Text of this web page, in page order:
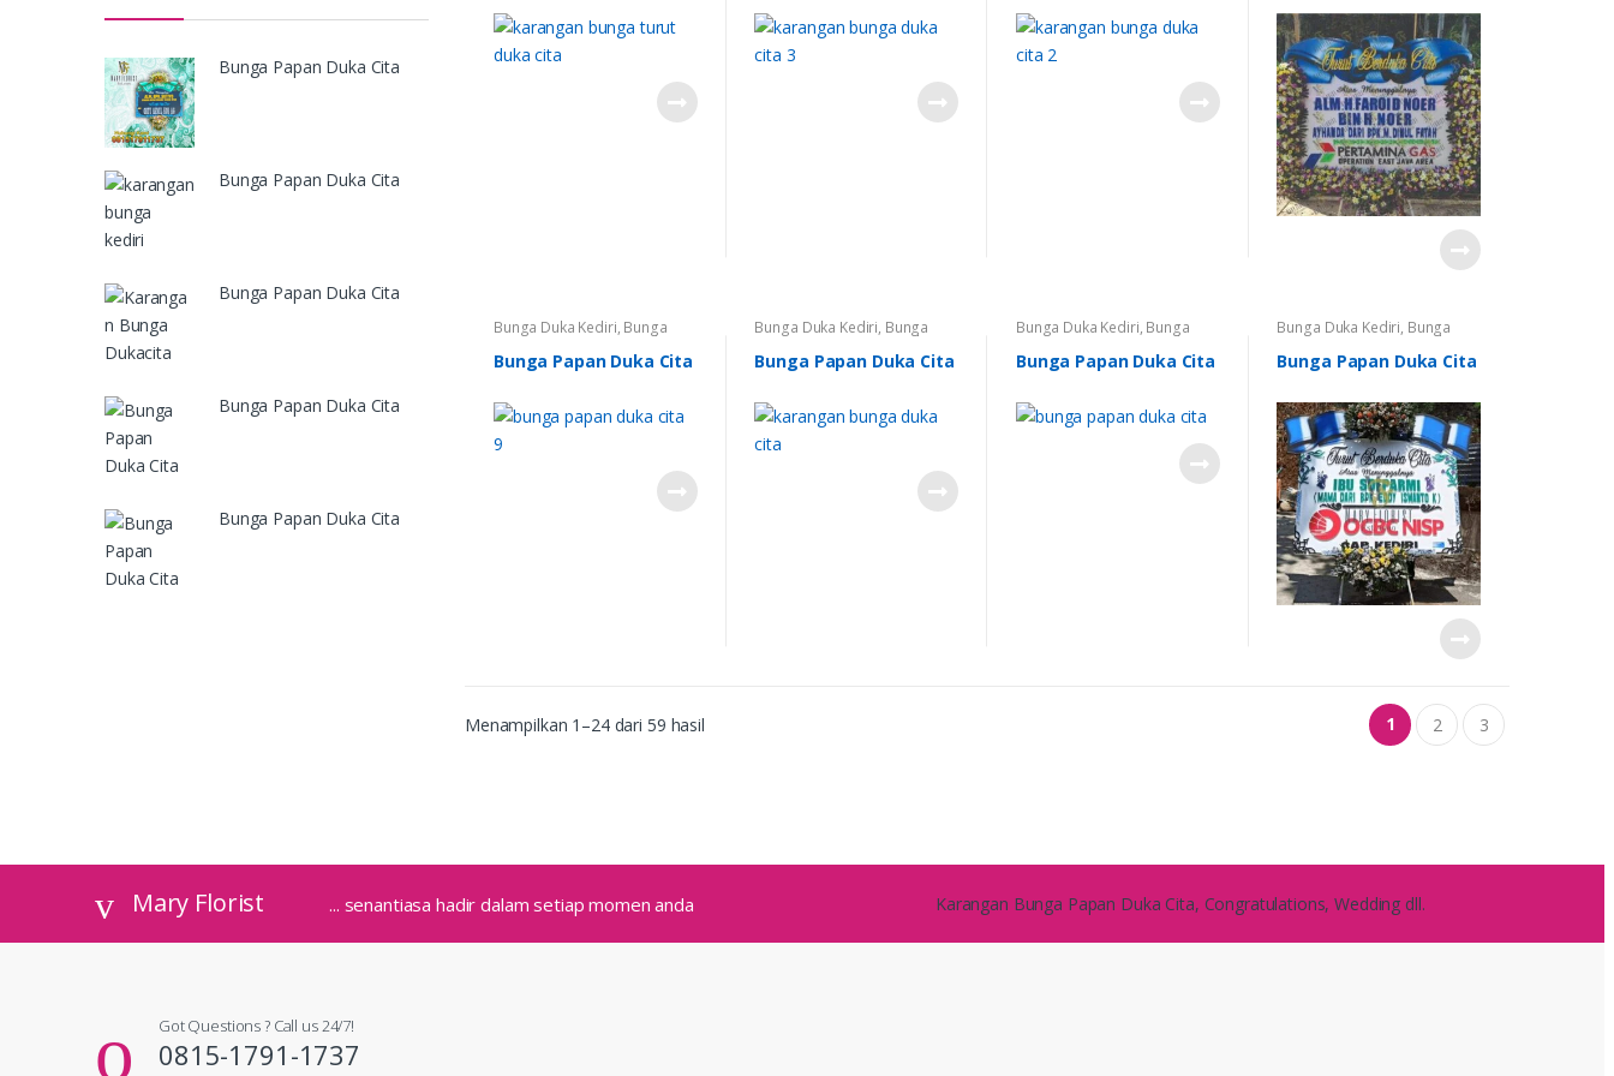
Papan Duka Cita Pare
Papan Duka Cita Trenggalek
Karangan Bunga,Karangan
Bunga di Kediri
Papan Duka Cita Pare
Papan Duka Cita Trenggalek
Karangan Bunga,Karangan
Bunga di Kediri
Bunga Duka Kediri, Bunga
Papan Bunga Papan Duka
Cita,Karangan Bunga,
Karangan Bunga di Kediri
Bunga Papan Duka Cita
Bunga Duka Kediri, Bunga
Papan Bunga Papan Duka
Cita,Bunga Papan Duka Cita
Kertosono,Bunga Papan
Papan Duka Cita Pare
Papan Duka Cita Trenggalek
Karangan Bunga
Bunga Papan Duka Cita
Bunga Duka Kediri, Bunga
Papan Bunga Papan Duka
Cita,Bunga Papan Duka Cita
Kertosono,Bunga Papan
Papan Duka Cita Pare
Papan Duka Cita Trenggalek,
Karangan Bunga
Bunga Papan Duka Cita
Bunga Duka Kediri, Bunga
Papan Bunga Papan Duka
Cita,Karangan Bunga
Bunga Papan Duka Cita
Menampilkan 1–24 dari 59 hasil 1 2 3
Bunga Papan Duka Cita
Bunga Papan Duka Cita
Bunga Papan Duka Cita
Bunga Papan Duka Cita
Bunga Papan Duka Cita
Mary Florist ... senantiasa hadir dalam setiap momen anda Karangan Bunga Papan Duka Cita, Congratulations, Wedding dll.
Got Questions ? Call us 24/7!
0815-1791-1737